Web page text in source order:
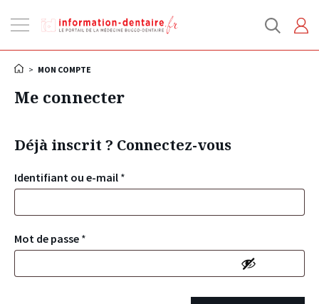
la
> MON COMPTE
Me connecter
Déjà inscrit ? Connectez-vous
Identifiant ou e-mail *
Mot de passe *